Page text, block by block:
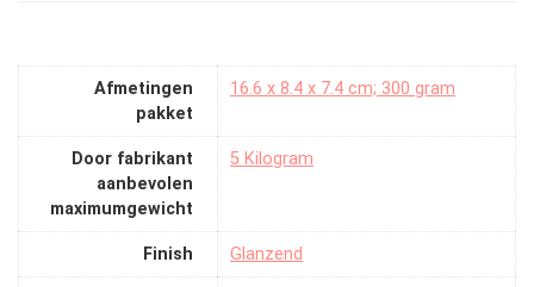
Afmetingen
pakket
‎16.6 x 8.4 x 7.4 cm; 300 gram
Door fabrikant
aanbevolen
maximumgewicht
‎5 Kilogram
Finish ‎Glanzend